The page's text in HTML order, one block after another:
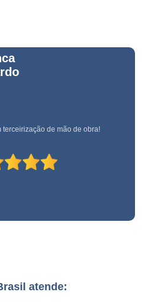
terceirização de mão de obra!
atende: